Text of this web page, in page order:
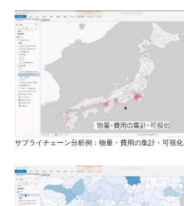
サプライチェーン分析例：物量・費用の集計・可視化